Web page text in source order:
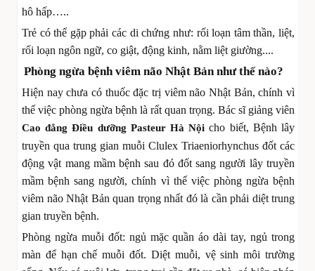
hô hấp…..
Trẻ có thể gặp phải các di chứng như: rối loạn tâm thần, liệt,
rối loạn ngôn ngữ, co giật, động kinh, nằm liệt giường....
Phòng ngừa bệnh viêm não Nhật Bản như thế nào?
Hiện nay chưa có thuốc đặc trị viêm não Nhật Bản, chính vì
thế việc phòng ngừa bệnh là rất quan trọng. Bác sĩ giảng viên
Cao đẳng Điều dưỡng Pasteur Hà Nội cho biết, Bệnh lây
truyền qua trung gian muỗi Clulex Triaeniorhynchus đốt các
động vật mang mầm bệnh sau đó đốt sang người lây truyền
mầm bệnh sang người, chính vì thế việc phòng ngừa bệnh
viêm não Nhật Bản quan trọng nhất đó là cần phải diệt trung
gian truyền bệnh.
Phòng ngừa muỗi đốt: ngủ mặc quần áo dài tay, ngủ trong
màn để hạn chế muỗi đốt. Diệt muỗi, vệ sinh môi trường